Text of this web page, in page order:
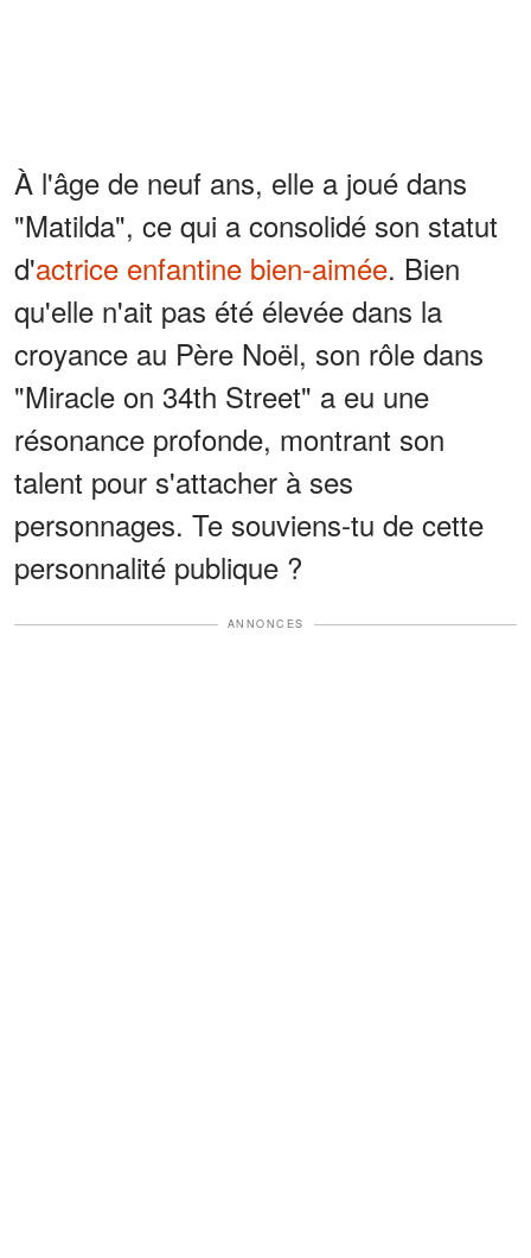
À l'âge de neuf ans, elle a joué dans
"Matilda", ce qui a consolidé son statut
d'actrice enfantine bien-aimée. Bien
qu'elle n'ait pas été élevée dans la
croyance au Père Noël, son rôle dans
"Miracle on 34th Street" a eu une
résonance profonde, montrant son
talent pour s'attacher à ses
personnages. Te souviens-tu de cette
personnalité publique ?
ANNONCES